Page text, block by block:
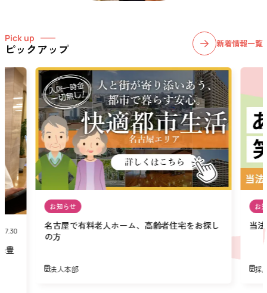
Pick up
ピックアップ 新着情報一覧
豊
お知らせ
名古屋で有料老人ホーム、高齢者住宅をお探し
の方
法人本部
お
当
採